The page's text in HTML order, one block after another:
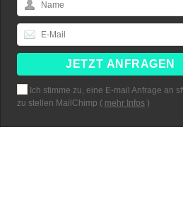
Ich stimme zu, eine E-mail Anfrage an
zu stellen MailChimp ( mehr Infos )